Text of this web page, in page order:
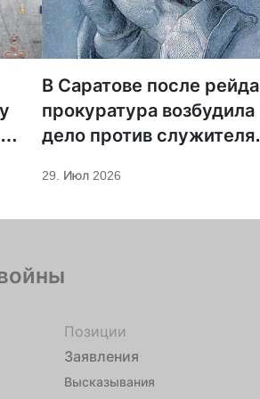
В Саратове после рейда
прокуратура возбудила
дело против служителя
29. Июл 2026
Позиции
Заявления
Высказывания